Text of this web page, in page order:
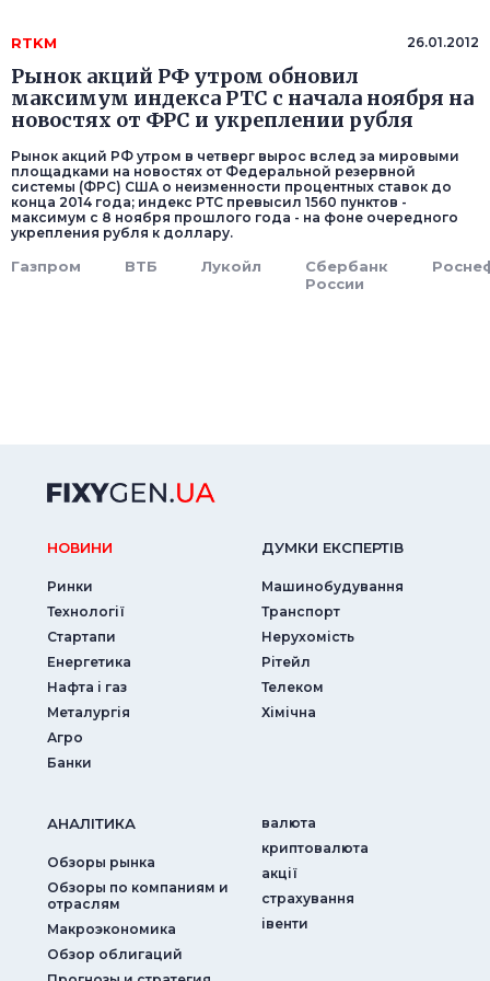
RTKM 26.01.2012
Рынок акций РФ утром обновил
максимум индекса РТС с начала ноября на
новостях от ФРС и укреплении рубля
Рынок акций РФ утром в четверг вырос вслед за мировыми
площадками на новостях от Федеральной резервной
системы (ФРС) США о неизменности процентных ставок до
конца 2014 года; индекс РТС превысил 1560 пунктов -
максимум с 8 ноября прошлого года - на фоне очередного
укрепления рубля к доллару.
Газпром ВТБ Лукойл
Сбербанк
России
НОВИНИ
Ринки
Технології
Стартапи
Енергетика
Нафта і газ
Металургія
Агро
Банки
ДУМКИ ЕКСПЕРТIВ
Машинобудування
Транспорт
Нерухомість
Рітейл
Телеком
Хімічна
АНАЛIТИКА
Обзоры рынка
Обзоры по компаниям и
отраслям
Макроэкономика
Обзор облигаций
валюта
криптовалюта
акції
страхування
iвенти